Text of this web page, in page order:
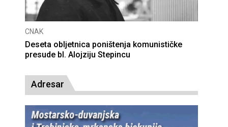
CNAK
Deseta obljetnica poništenja komunističke
presude bl. Alojziju Stepincu
Adresar